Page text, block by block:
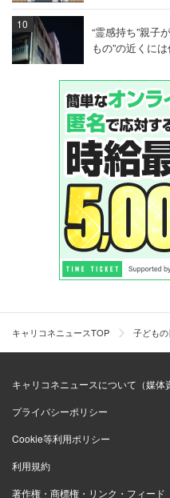
“霊感持ち”親子
もの”の近くに
キャリコネニュースTOP 子どもの
キャリコネニュースについて（媒体
プライバシーポリシー
Cookie等利用ポリシー
利用規約
著作権・商標権・リンク・フィード